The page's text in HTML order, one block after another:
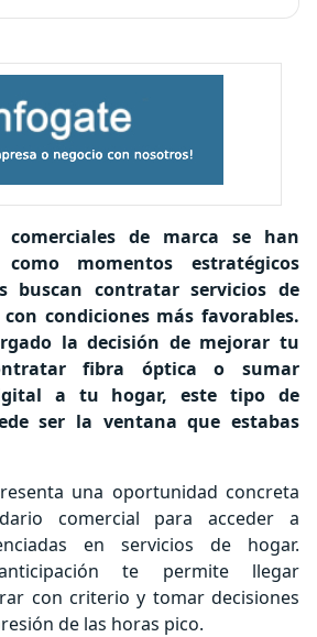
comerciales de marca se han
como momentos estratégicos
buscan contratar servicios de
condiciones más favorables.
la decisión de mejorar tu
fibra óptica o sumar
a tu hogar, este tipo de
ser la ventana que estabas
una oportunidad concreta
comercial para acceder a
en servicios de hogar.
te permite llegar
con criterio y tomar decisiones
de las horas pico.